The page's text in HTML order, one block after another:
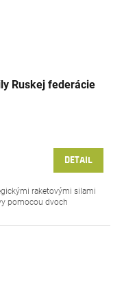
Ruskej federácie
DETAIL
raketovými silami
pomocou dvoch